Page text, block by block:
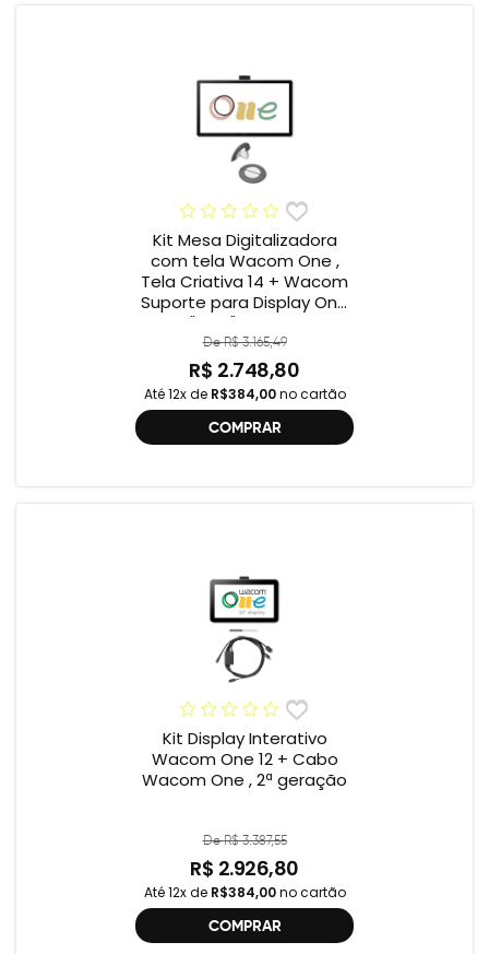
Kit Mesa Digitalizadora
com tela Wacom One ,
Tela Criativa 14 + Wacom
Suporte para Display One
12" e 13" ACK649Z
De R$ 3.165,49
R$ 2.748,80
Até 12x de R$384,00no cartão
COMPRAR
Kit Display Interativo
Wacom One 12 + Cabo
Wacom One , 2ª geração
De R$ 3.387,55
R$ 2.926,80
Até 12x de R$384,00no cartão
COMPRAR